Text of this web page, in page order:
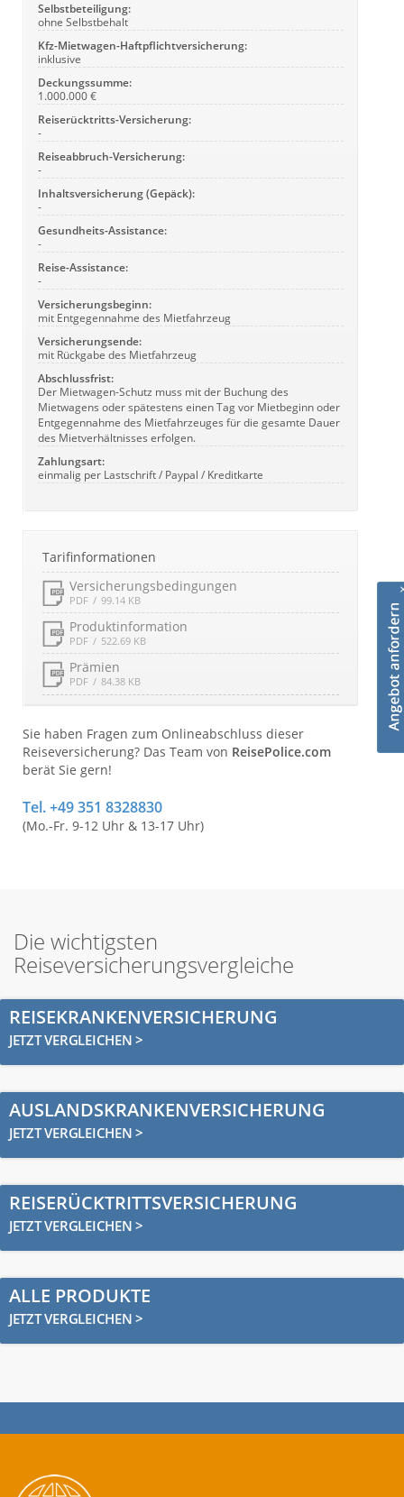
Selbstbeteiligung:
ohne Selbstbehalt
Kfz-Mietwagen-Haftpflichtversicherung:
inklusive
Deckungssumme:
1.000.000 €
Reiserücktritts-Versicherung:
-
Reiseabbruch-Versicherung:
-
Inhaltsversicherung (Gepäck):
-
Gesundheits-Assistance:
-
Reise-Assistance:
-
Versicherungsbeginn:
mit Entgegennahme des Mietfahrzeug
Versicherungsende:
mit Rückgabe des Mietfahrzeug
Abschlussfrist:
Der Mietwagen-Schutz muss mit der Buchung des
Mietwagens oder spätestens einen Tag vor Mietbeginn oder
Entgegennahme des Mietfahrzeuges für die gesamte Dauer
des Mietverhältnisses erfolgen.
Zahlungsart:
einmalig per Lastschrift / Paypal / Kreditkarte
Tarifinformationen
Versicherungsbedingungen
PDF 99.14 KB
Produktinformation
PDF 522.69 KB
Prämien
PDF 84.38 KB
Sie haben Fragen zum Onlineabschluss dieser
Reiseversicherung? Das Team von ReisePolice.com
berät Sie gern!
Tel. +49 351 8328830
(Mo.-Fr. 9-12 Uhr & 13-17 Uhr)
Die wichtigsten
Reiseversicherungsvergleiche
REISEKRANKENVERSICHERUNG
JETZT VERGLEICHEN >
AUSLANDSKRANKENVERSICHERUNG
JETZT VERGLEICHEN >
REISERÜCKTRITTSVERSICHERUNG
JETZT VERGLEICHEN >
ALLE PRODUKTE
JETZT VERGLEICHEN >